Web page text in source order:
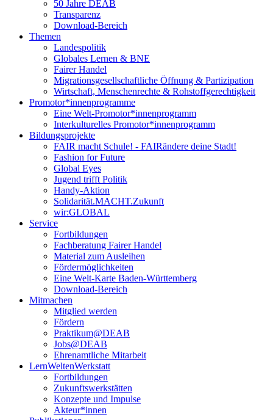
50 Jahre DEAB
Transparenz
Download-Bereich
Themen
Landespolitik
Globales Lernen & BNE
Fairer Handel
Migrationsgesellschaftliche Öffnung & Partizipation
Wirtschaft, Menschenrechte & Rohstoffgerechtigkeit
Promotor*innen­programme
Eine Welt-Promotor*innenprogramm
Interkulturelles Promotor*innenprogramm
Bildungsprojekte
FAIR macht Schule! - FAIRändere deine Stadt!
Fashion for Future
Global Eyes
Jugend trifft Politik
Handy-Aktion
Solidarität.MACHT.Zukunft
wir:GLOBAL
Service
Fortbildungen
Fachberatung Fairer Handel
Material zum Ausleihen
Fördermöglichkeiten
Eine Welt-Karte Baden-Württemberg
Download-Bereich
Mitmachen
Mitglied werden
Fördern
Praktikum@DEAB
Jobs@DEAB
Ehrenamtliche Mitarbeit
LernWeltenWerkstatt
Fortbildungen
Zukunftswerkstätten
Konzepte und Impulse
Akteur*innen